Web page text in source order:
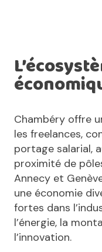
Chambéry offre
les freelances,
portage salarial,
proximité de
Annecy et
une économie
fortes dans
l’énergie, la
l’innovation.